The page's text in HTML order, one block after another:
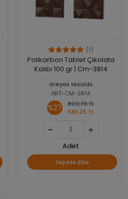
(1)
Polikarbon Tablet Çikolata
Kalıbı 100 gr | Cm-3814
Greyas Moulds
ART-CM-3814
%27
800,73 TL
586,25 TL
Adet
Sepete Ekle